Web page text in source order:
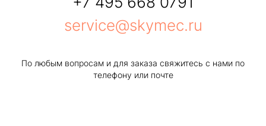
service@skymec.ru
По любым вопросам и для заказа свяжитесь с нами по
телефону или почте